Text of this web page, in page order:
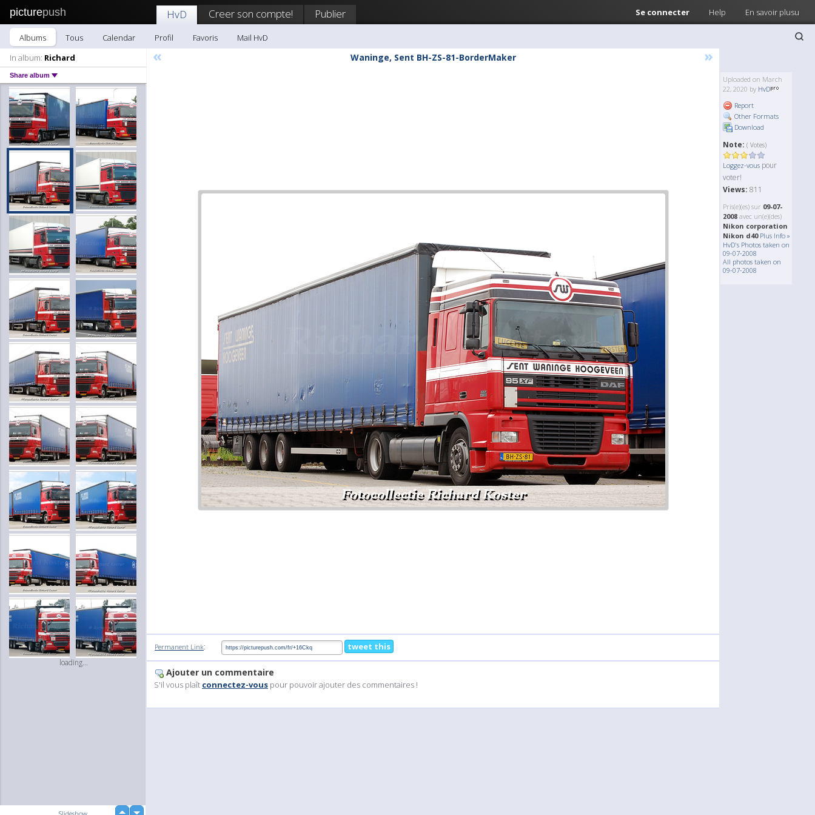
picturepush Se connecter Help En savoir plusu
HvD Creer son compte! Publier
Albums Tous Calendar Profil Favoris
Mail HvD
In album: Richard
Share album
loading...
« Waninge, Sent BH-ZS-81-BorderMaker »
Uploaded on March
22, 2020 by HvD
Report
Other Formats
Download
Note: ( Votes)
Loggez-vous pour
voter!
Views: 811
Pris(e)(es) sur 09-07-
2008 avec un(e)(des)
Nikon corporation
Nikon d40 Plus Info »
HvD's Photos taken on
09-07-2008
All photos taken on
09-07-2008
Permanent Link: tweet this
Ajouter un commentaire
S'il vous plaît connectez-vous pour pouvoir ajouter des commentaires !